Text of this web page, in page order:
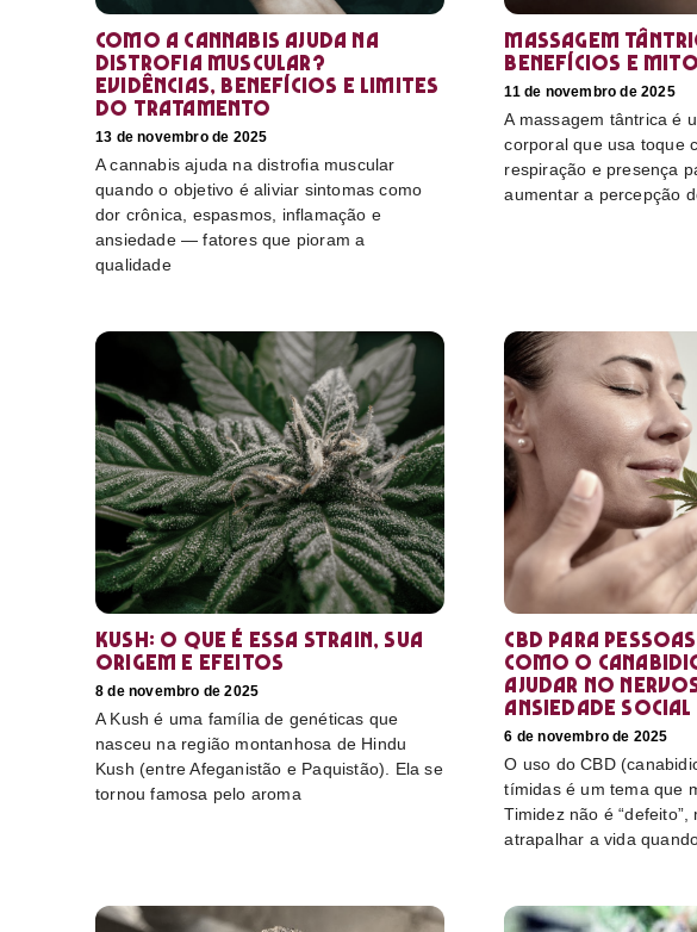
Como a cannabis ajuda na
distrofia muscular?
Evidências, benefícios e limites
do tratamento
13 de novembro de 2025
A cannabis ajuda na distrofia muscular
quando o objetivo é aliviar sintomas como
dor crônica, espasmos, inflamação e
ansiedade — fatores que pioram a
qualidade
Massagem
benefícios e
11 de novembro de 2025
A massagem tântrica é
corporal que usa toque
respiração e presença
aumentar a percepção
Kush: o que é essa strain, sua
origem e efeitos
8 de novembro de 2025
A Kush é uma família de genéticas que
nasceu na região montanhosa de Hindu
Kush (entre Afeganistão e Paquistão). Ela se
tornou famosa pelo aroma
CBD para
como o
ajudar no
ansiedade social
6 de novembro de 2025
O uso do CBD
tímidas é um tema que
Timidez não é “defeito”,
atrapalhar a vida